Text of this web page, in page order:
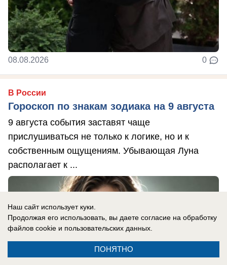
08.08.2026 0
В России
Гороскоп по знакам зодиака на 9 августа
9 августа события заставят чаще
прислушиваться не только к логике, но и к
собственным ощущениям. Убывающая Луна
располагает к ...
Наш сайт использует куки.
Продолжая его использовать, вы даете согласие на обработку
файлов cookie и пользовательских данных.
ПОНЯТНО